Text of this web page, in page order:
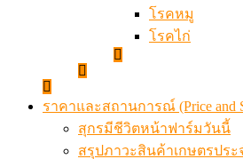
โรคหมู
โรคไก่
ราคาและสถานการณ์ (Price and
สุกรมีชีวิตหน้าฟาร์มวันนี้
สรุปภาวะสินค้าเกษตรประ